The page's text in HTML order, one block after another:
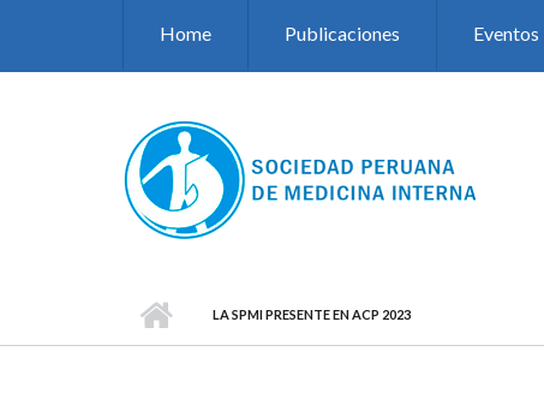
Home Publicaciones Eventos
LA SPMI PRESENTE EN ACP 2023